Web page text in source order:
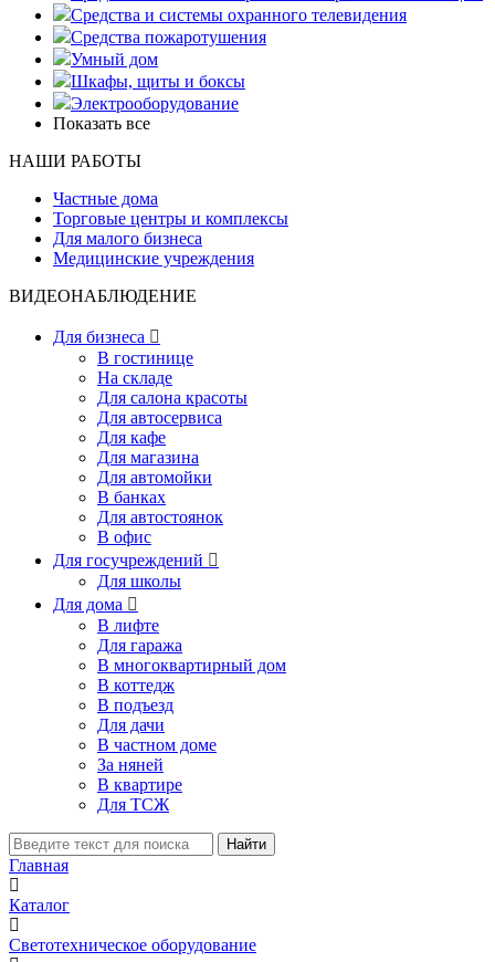
Средства и системы охранного телевидения
Средства пожаротушения
Умный дом
Шкафы, щиты и боксы
Электрооборудование
Показать все
НАШИ РАБОТЫ
Частные дома
Торговые центры и комплексы
Для малого бизнеса
Медицинские учреждения
ВИДЕОНАБЛЮДЕНИЕ
Для бизнеса 
В гостинице
На складе
Для салона красоты
Для автосервиса
Для кафе
Для магазина
Для автомойки
В банках
Для автостоянок
В офис
Для госучреждений 
Для школы
Для дома 
В лифте
Для гаража
В многоквартирный дом
В коттедж
В подъезд
Для дачи
В частном доме
За няней
В квартире
Для ТСЖ
Найти
Главная
Каталог
Светотехническое оборудование